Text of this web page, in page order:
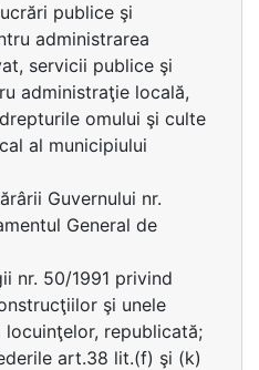
publice şi
administrarea
servicii publice şi
administraţie locală,
omului şi culte
al municipiului
Guvernului nr.
General de
nr. 50/1991 privind
şi unele
locuinţelor, republicată;
art.38 lit.(f) şi (k)